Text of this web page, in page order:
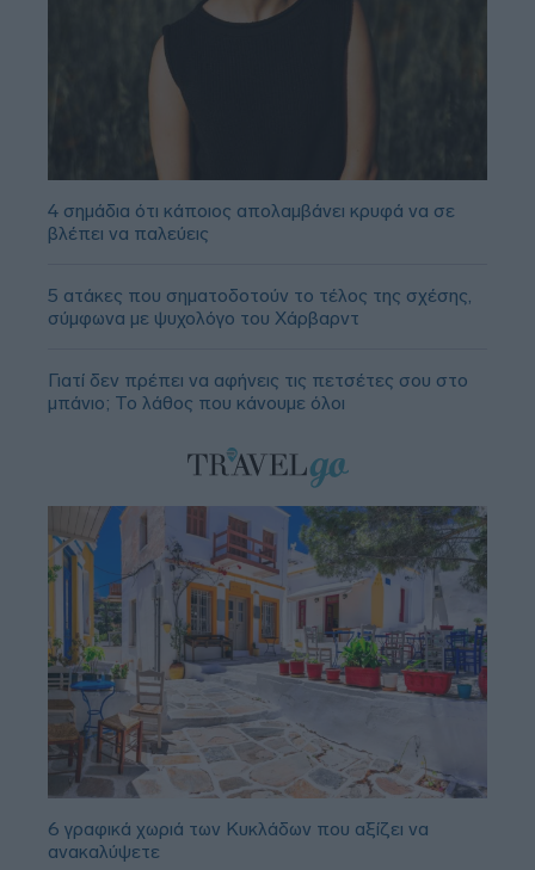
4 σημάδια ότι κάποιος απολαμβάνει κρυφά να σε
βλέπει να παλεύεις
5 ατάκες που σηματοδοτούν το τέλος της σχέσης,
σύμφωνα με ψυχολόγο του Χάρβαρντ
Γιατί δεν πρέπει να αφήνεις τις πετσέτες σου στο
μπάνιο; Το λάθος που κάνουμε όλοι
6 γραφικά χωριά των Κυκλάδων που αξίζει να
ανακαλύψετε